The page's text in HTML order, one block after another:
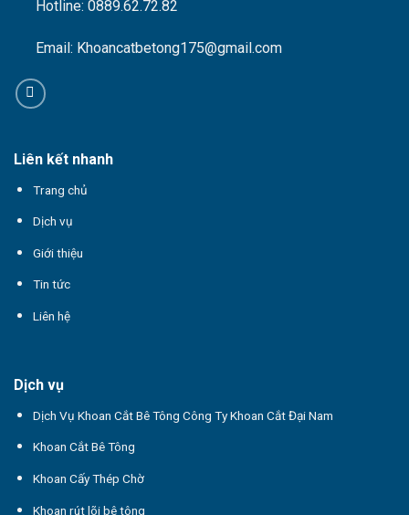
Hotline: 0889.62.72.82
Email: Khoancatbetong175@gmail.com
Liên kết nhanh
Trang chủ
Dịch vụ
Giới thiệu
Tin tức
Liên hệ
Dịch vụ
Dịch Vụ Khoan Cắt Bê Tông Công Ty Khoan Cắt Đại Nam
Khoan Cắt Bê Tông
Khoan Cấy Thép Chờ
Khoan rút lõi bê tông